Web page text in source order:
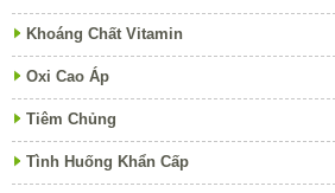
Khoáng Chất Vitamin
Oxi Cao Áp
Tiêm Chủng
Tình Huống Khẩn Cấp